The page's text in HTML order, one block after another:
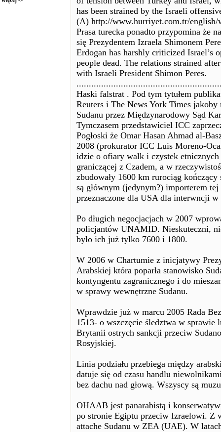
has been strained by the Israeli
(A) http://www.hurriyet.com.tr/english/
Prasa turecka ponadto przypomina że
się Prezydentem Izraela Shimonem
Erdogan has harshly criticized Israel’s
people dead. The relations strained
with Israeli President Shimon Peres.
Haski falstrat . Pod tym tytułem
Reuters i The News York Times jakoby
Sudanu przez Międzynarodowy Sąd
Tymczasem przedstawiciel ICC
Pogłoski że Omar Hasan Ahmad al-
2008 (prokurator ICC Luis Moreno-
idzie o ofiary walk i czystek
graniczącej z Czadem, a w
zbudowały 1600 km rurociąg
są głównym (jedynym?) importerem
przeznaczone dla USA dla interwncji w
Po długich negocjacjach w 2007
policjantów UNAMID. Nieskuteczni,
było ich już tylko 7600 i 1800.
W 2006 w Chartumie z inicjatywy
Arabskiej która poparła stanowisko
kontyngentu zagranicznego i do
w sprawy wewnętrzne Sudanu.
Wprawdzie już w marcu 2005 Rada
1513- o wszczęcie śledztwa w
Brytanii ostrych sankcji przeciw
Rosyjskiej.
Linia podziału przebiega między
datuje się od czasu handlu
bez dachu nad głową. Wszyscy są
OHAAB jest panarabistą i
po stronie Egiptu przeciw Izraelowi. Z
attache Sudanu w ZEA (UAE). W